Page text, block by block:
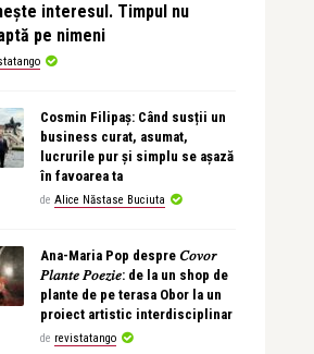
interesul. Timpul nu
pe nimeni
Cosmin Filipaș: Când susții un
business curat, asumat,
lucrurile pur și simplu se așază
în favoarea ta
de Alice Năstase Buciuta
Ana-Maria Pop despre 𝐶𝑜𝑣𝑜𝑟
𝑃𝑙𝑎𝑛𝑡𝑒 𝑃𝑜𝑒𝑧𝑖𝑒: de la un shop de
plante de pe terasa Obor la un
proiect artistic interdisciplinar
de revistatango